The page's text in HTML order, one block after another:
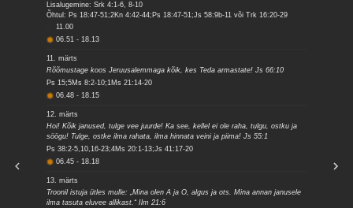
Lisalugemine: Srk 4:1-6, 8-10
Õhtul: Ps 18:47-51;2Kn 4:42-44;Ps 18:47-51;Js 58:9b-11 või Trk 16:20-29
11.00
06.51- 18.13
11. märts
Rõõmustage koos Jeruusalemmaga kõik, kes Teda armastate! Js 66:10
Ps 15;5Ms 8:2-10;1Ms 21:14-20
06.48- 18.15
12. märts
Hoi! Kõik janused, tulge vee juurde! Ka see, kellel ei ole raha, tulgu, ostku ja
söögu! Tulge, ostke ilma rahata, ilma hinnata veini ja piima! Js 55:1
Ps 38:2-5,10,16-23;4Ms 20:1-13;Js 41:17-20
06.45- 18.18
13. märts
Troonil istuja ütles mulle: „Mina olen A ja O, algus ja ots. Mina annan janusele
ilma tasuta eluvee allikast.“ Ilm 21:6